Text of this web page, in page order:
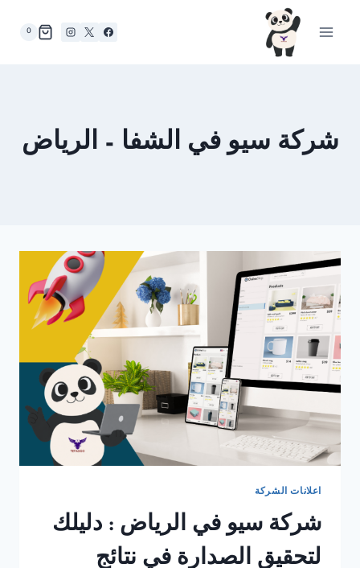
0
شركة سيو في الشفا – الرياض
اعلانات الشركة
شركة سيو في الرياض : دليلك
لتحقيق الصدارة في نتائج